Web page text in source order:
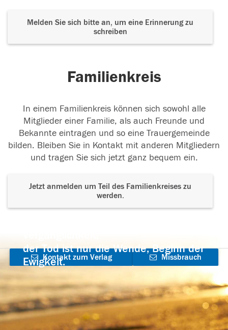
Melden Sie sich bitte an, um eine Erinnerung zu
schreiben
Familienkreis
In einem Familienkreis können sich sowohl alle
Mitglieder einer Familie, als auch Freunde und
Bekannte eintragen und so eine Trauergemeinde
bilden. Bleiben Sie in Kontakt mit anderen Mitgliedern
und tragen Sie sich jetzt ganz bequem ein.
Jetzt anmelden um Teil des Familienkreises zu
werden.
der Tod ist nur die Wende, Beginn der
Ewigkeit.
Kontakt zum Verlag
aufnehmen
Missbrauch